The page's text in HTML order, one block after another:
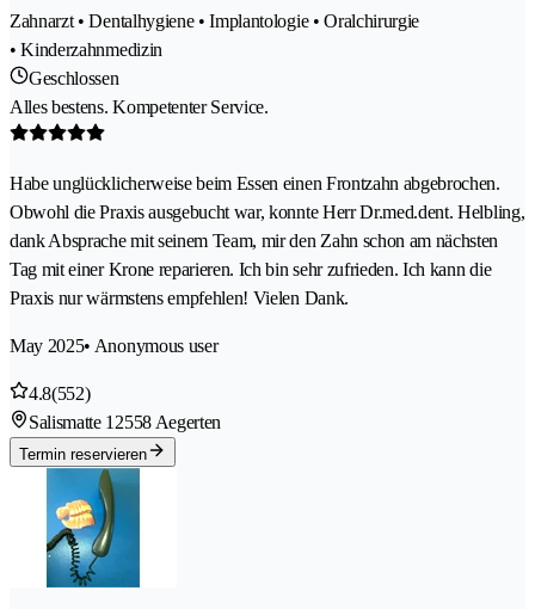
Zahnarzt • Dentalhygiene • Implantologie • Oralchirurgie
• Kinderzahnmedizin
Geschlossen
Alles bestens. Kompetenter Service.
Habe unglücklicherweise beim Essen einen Frontzahn abgebrochen.
Obwohl die Praxis ausgebucht war, konnte Herr Dr.med.dent. Helbling,
dank Absprache mit seinem Team, mir den Zahn schon am nächsten
Tag mit einer Krone reparieren. Ich bin sehr zufrieden. Ich kann die
Praxis nur wärmstens empfehlen! Vielen Dank.
May 2025• Anonymous user
4.8(552)
Salismatte 1 2558 Aegerten
Termin reservieren